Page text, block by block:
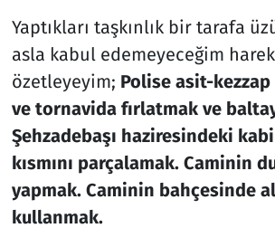
Yaptıkları taşkınlık bir tarafa
asla kabul edemeyeceğim
özetleyeyim; Polise asit-
ve tornavida fırlatmak ve
Şehzadebaşı haziresindeki
kısmını parçalamak. Caminin
yapmak. Caminin bahçesinde
kullanmak.